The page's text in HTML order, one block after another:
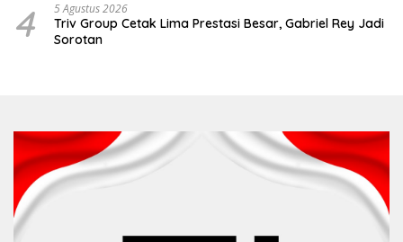
4 5 Agustus 2026
Triv Group Cetak Lima Prestasi Besar, Gabriel Rey Jadi
Sorotan